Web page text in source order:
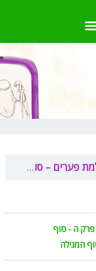
– סוף המגילה
פרק ה - סוף
המגילה